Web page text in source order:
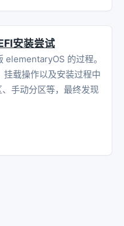
安装尝试
elementaryOS 的过程。
挂载操作以及安装过程中
手动分区等，最终发现